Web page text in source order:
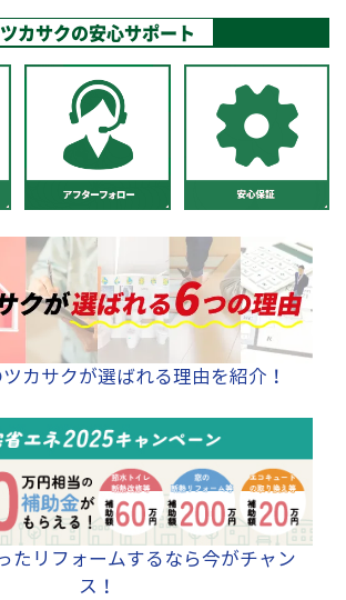
棚取
事も
前の
べて
た。
され
給
やり
キッ
形に
同様
露出
スコ
ルト
に対
替え
チン
当初は
要があるため、エコ
屋外に設置しまし
た。 設置に伴い、外
壁への穴あけやコン
クリート台の新設な
ども行いました。 配
の配管が鉄管で、長
期間使用されていな
かったことから破裂
リスクが高いと判断
しました。給水・給
湯配管をすべて新管
へ更新し、安全性を
確保しました。 お
客様にご希望いただ
いたこと以外にも以
下の点について、お
客様と打ち合わせを
性に
ォー
でき
いた
チン
『ス
。 キ
でス
され
用し
み種
ニオ
汚
、清
ま
クト
ラミ
いた
ラー
レ
間には汚れが溜まり
やすい継ぎ目があり
ません。 キャビネッ
トは金属とガラスの
良さを併せ持つ「ホ
ーロー」が使用され
ており、汚れが染み
込まずキレイが続き
ます。 マグネットが
付くので、マグネッ
トのタオル掛けをつ
けたり、中の仕切り
をマグネット仕様に
して使いやすくカス
自由度の高さも魅力
です。 色はステディ
アが「パティナマー
ブル」、レミューが
「グレイッシュロマ
ニエ」をお選びいた
充てるなども手段の1
つです。 A様邸でも
空いたスペースは冷
蔵庫やゴミ箱置き場
になりました。 キッ
チンの壁と床もリフ
ォームに伴いきれい
ローリングを重ね貼
りし、壁は壁紙を貼
り雰囲気を一変しま
した。キッチン周り
の壁はキッチンパネ
ルを貼り、汚れが飛
んでも染み込まずお
手入れがしやすくな
っています。 一緒に
和室のフリーリング
貼りと襖・障子の貼
り換えも行いまし
決断
のリ
こと
お客
た収
コン
チの
使っ
ス管
管周
整理
殊な造
の踊
対応
ルを
にレ
寧に
。 さ
利用
するこの機会に、段
差も解消してほし
い。 ⑥ダイニングキ
ッチンの壁が居間に
合わせた緑系の砂壁
の壁紙になっている
ので、清潔感のある
明るい壁紙に替えた
い。 ⑦ダイニングキ
ッチンのリフォーム
と一緒に、トイレの
取替と隣接した居間
の内窓もお願いした
あたって】 I様邸の
ダイニングキッチン
は少し奥行が長い約
8.7帖の広さでした。
そこで一般的な幅
2550㎜のI型キッチン
器や
フー
だき
ルレ
ンジ
ンフ
で洗
をセ
押す
ルた
しま
排水
ま
て洗
洗い
ィル
して
間と
ますので、お気軽に
ご来店ください！ 価
格は抑えつつも、毎
日の家事がしやすい
ような設備をお選び
いただきました。 キ
ッチン前に大きな窓
ドがその窓の上に設
置されていました。
同じ場所では高すぎ
るため、新しいレン
ジフードの換気能力
を発揮できません。
そのため、調理器具
の前に壁を立ち上げ
丁度いい高さにレン
ジフードがくるよう
にしました。 こちら
の現場のお風呂リフ
マグ
。 キ
ップ
びい
オプ
て還
とオ
テム
す。
器は
水・
する
栓で
り替
途に
けが
は吊
まで
する方向になりまし
た。 今よりも小さい
キッチンを取り付け
るとタイルがない部
分が見えてしまうの
でキッチンパネルを
貼る案と、今とほぼ
高さや幅が同じもの
で取替をしてタイル
が貼ってない部分が
見えない案を提案さ
せていただきまし
た。 いろいろなメー
ろ、TOTOのミッテ
がお値段もお手頃か
つタイルが貼ってな
い部分が見えないと
いうことでこちらの
商品をお選びいただ
ツカサクの安心サポート
カサクが選ばれる理由を紹介！
たリフォームするなら今がチャン
ス！